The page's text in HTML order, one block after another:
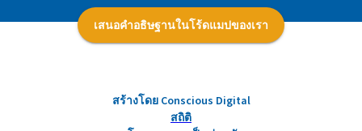
เสนอคำอธิษฐานในโร้ดแมปของเรา
สร้างโดย Conscious Digital
สถิติ